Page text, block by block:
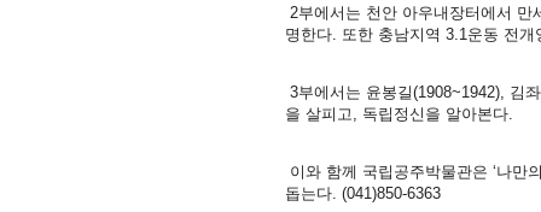
2부에서는 천안 아우내장터에서 만
명한다. 또한 충남지역 3.1운동 전
3부에서는 윤봉길(1908~1942), 김
을 살피고, 독립정신을 알아본다.
이와 함께 국립공주박물관은 ‘나만
돕는다. (041)850-6363